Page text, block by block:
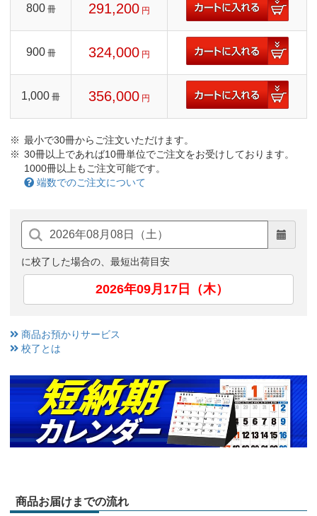
800 冊 291,200 円
900 冊 324,000 円
1,000 冊 356,000 円
最小で30冊からご注文いただけます。
30冊以上であれば10冊単位でご注文をお受けしております。
1000冊以上もご注文可能です。
端数でのご注文について
に校了した場合の、最短出荷目安
2026年09月17日（木）
商品お預かりサービス
校了とは
商品お届けまでの流れ